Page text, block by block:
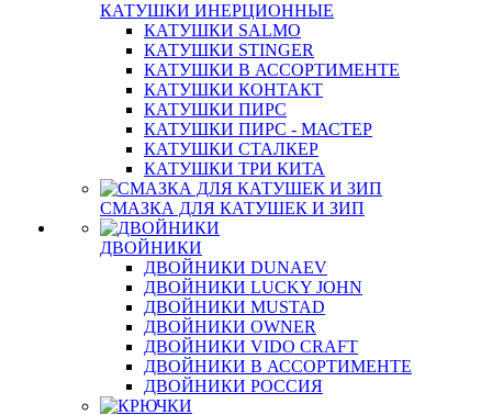
КАТУШКИ ИНЕРЦИОННЫЕ
КАТУШКИ SALMO
КАТУШКИ STINGER
КАТУШКИ В АССОРТИМЕНТЕ
КАТУШКИ КОНТАКТ
КАТУШКИ ПИРС
КАТУШКИ ПИРС - МАСТЕР
КАТУШКИ СТАЛКЕР
КАТУШКИ ТРИ КИТА
СМАЗКА ДЛЯ КАТУШЕК И ЗИП
ДВОЙНИКИ
ДВОЙНИКИ DUNAEV
ДВОЙНИКИ LUCKY JOHN
ДВОЙНИКИ MUSTAD
ДВОЙНИКИ OWNER
ДВОЙНИКИ VIDO CRAFT
ДВОЙНИКИ В АССОРТИМЕНТЕ
ДВОЙНИКИ РОССИЯ